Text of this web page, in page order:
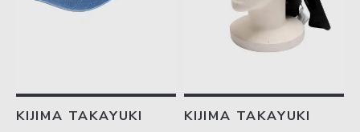
KIJIMA TAKAYUKI KIJIMA TAKAYUKI